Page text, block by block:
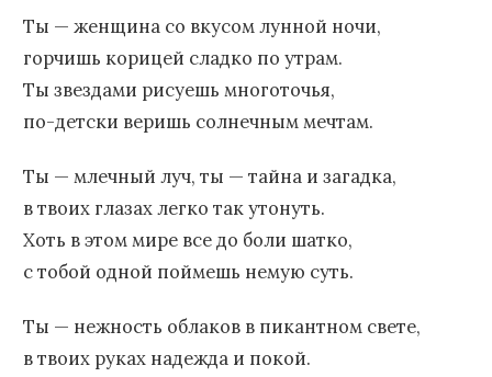
Ты — женщина со вкусом лунной ночи,
горчишь корицей сладко по утрам.
Ты звездами рисуешь многоточья,
по-детски веришь солнечным мечтам.
Ты — млечный луч, ты — тайна и загадка,
в твоих глазах легко так утонуть.
Хоть в этом мире все до боли шатко,
с тобой одной поймешь немую суть.
Ты — нежность облаков в пикантном свете,
в твоих руках надежда и покой.